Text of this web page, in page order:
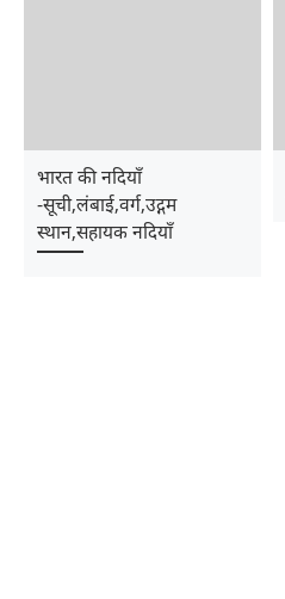
भारत की नदियाँ
-सूची,लंबाई,वर्ग,उद्गम
स्थान,सहायक नदियाँ